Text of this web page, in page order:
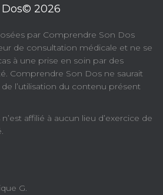
2026
par Comprendre Son Dos
de consultation médicale et ne se
à une prise en soin par des
Comprendre Son Dos ne saurait
l’utilisation du contenu présent
affilié à aucun lieu d’exercice de
G.